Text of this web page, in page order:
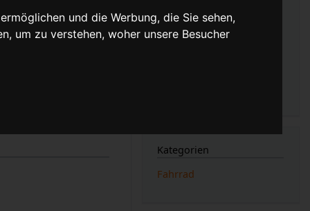
und die Werbung, die Sie sehen,
um zu verstehen, woher unsere Besucher
des Fahrrads
Änderungen an verlinkten
Seiten
Druckversion
Kategorien
Fahrrad